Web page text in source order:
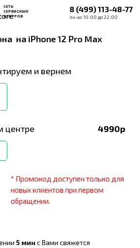
СЕТЬ
СЕРВИСНЫХ
ЦЕНТРОВ
8 (499) 113-48-77
пн-вс 10:00 до 22:00
на iPhone 12 Pro Max
и вернем
центре 4990р
* Промокод доступен только для
новых клиентов при первом
обращении.
5 мин с Вами свяжется